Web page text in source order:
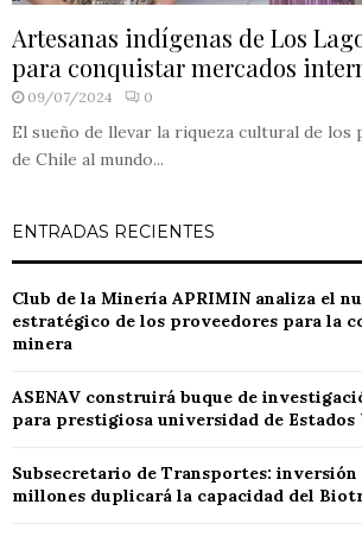
Artesanas indígenas de Los
para conquistar mercados
09/07/2024 0
El sueño de llevar la riqueza cultural de
de Chile al mundo...
ENTRADAS RECIENTES
Club de la Minería APRIMIN analiza el
estratégico de los proveedores para la
minera
ASENAV construirá buque de
para prestigiosa universidad de Estados
Subsecretario de Transportes: inversión
millones duplicará la capacidad del